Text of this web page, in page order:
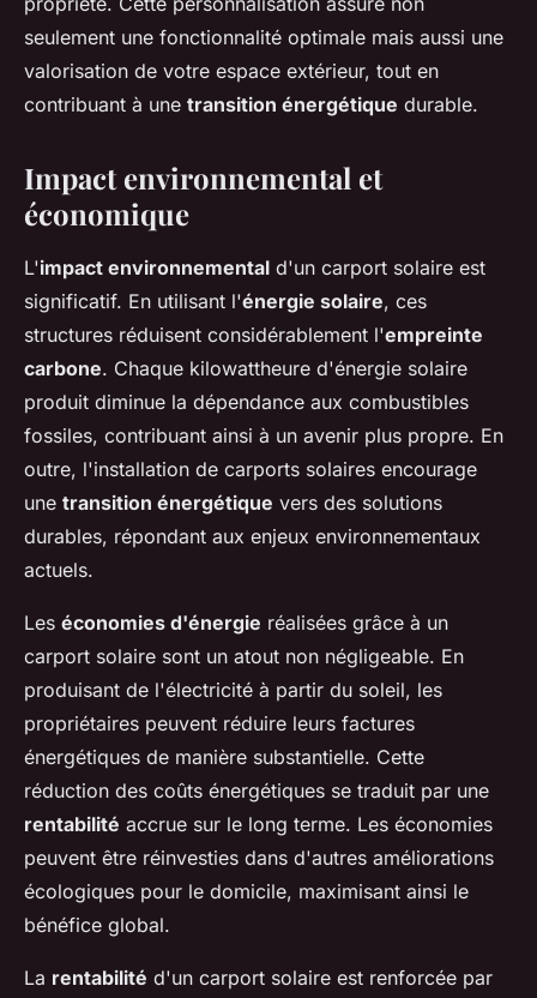
seulement une fonctionnalité optimale mais aussi une
valorisation de votre espace extérieur, tout en
contribuant à une transition énergétique durable.
Impact environnemental et
économique
L'impact environnemental d'un carport solaire est
significatif. En utilisant l'énergie solaire, ces
structures réduisent considérablement l'empreinte
carbone. Chaque kilowattheure d'énergie solaire
produit diminue la dépendance aux combustibles
fossiles, contribuant ainsi à un avenir plus propre. En
outre, l'installation de carports solaires encourage
une transition énergétique vers des solutions
durables, répondant aux enjeux environnementaux
actuels.
Les économies d'énergie réalisées grâce à un
carport solaire sont un atout non négligeable. En
produisant de l'électricité à partir du soleil, les
propriétaires peuvent réduire leurs factures
énergétiques de manière substantielle. Cette
réduction des coûts énergétiques se traduit par une
rentabilité accrue sur le long terme. Les économies
peuvent être réinvesties dans d'autres améliorations
écologiques pour le domicile, maximisant ainsi le
bénéfice global.
La rentabilité d'un carport solaire est renforcée par